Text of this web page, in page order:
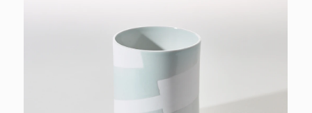
INSPIRAÇÕES
COLEÇÕES